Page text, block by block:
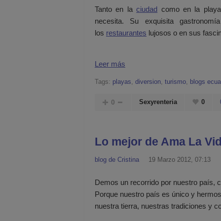
Tanto en laciudad como en la
necesita. Su exquisita
los restaurantes lujosos o en sus
Leer más
Tags: playas, diversion, turismo, blogs
0 Sexyrenteria 0
Lo mejor de Ama La
blog de Cristina 19 Marzo 2012, 07:13
Demos un recorrido por nuestro país,
Porque nuestro país es único y
nuestra tierra, nuestras tradiciones y